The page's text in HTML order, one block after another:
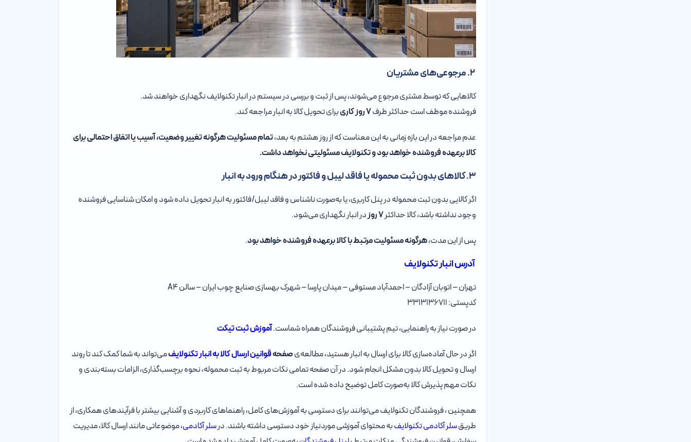
کالاهایی که توسط مشتری مرجوع می‌شوند، پس از ثبت و بررسی در سیستم در انبار تکنولایف نگهداری خواهند شد.
فروشنده موظف است حداکثر ظرف۷ روز کاری برای تحویل کالا به انبار مراجعه کند.
عدم مراجعه در این بازه زمانی به این معناست که از روز هشتم به بعد،تمام مسئولیت هرگونه تغییر وضعیت، آسیب یا اتفاق احتمالی برای
کالا برعهده فروشنده خواهد بود و تکنولایف مسئولیتی نخواهد داشت.
۳. کالاهای بدون ثبت محموله یا فاقد لیبل و فاکتور در هنگام ورود به انبار
اگر کالایی بدون ثبت محموله در پنل کاربری، یا به‌صورت ناشناس و فاقد لیبل/فاکتور به انبار تحویل داده شود و امکان شناسایی فروشنده
وجود نداشته باشد، کالا حداکثر۷ روز در انبار نگهداری می‌شود.
پس از این مدت،هرگونه مسئولیت مرتبط با کالا برعهده فروشنده خواهد بود.
آدرس انبار تکنولایف
تهران – اتوبان آزادگان – احمدآباد مستوفی – میدان پارسا – شهرک بهسازی صنایع چوب ایران – سالن A4
کدپستی: ۳۳۱۳۱۳۶۷۱۱
در صورت نیاز به راهنمایی، تیم پشتیبانی فروشندگان همراه شماست.آموزش ثبت تیکت
اگر در حال آماده‌سازی کالا برای ارسال به انبار هستید، مطالعه‌یصفحهقوانین ارسال کالا به انبار تکنولایفمی‌تواند به شما کمک کند تا روند
ارسال و تحویل کالا بدون مشکل انجام شود. در آن صفحه تمامی نکات مربوط به ثبت محموله، نحوه برچسب‌گذاری، الزامات بسته‌بندی و
نکات مهم پذیرش کالا به‌صورت کامل توضیح داده شده است.
همچنین ، فروشندگان تکنولایف می‌توانند برای دسترسی به آموزش‌های کامل، راهنماهای کاربردی و آشنایی بیشتر با فرآیندهای همکاری، از
طریقسلر آکادمی تکنولایفبه محتوای آموزشی موردنیاز خود دسترسی داشته باشند. درسلر آکادمی، موضوعاتی مانند ارسال کالا، مدیریت